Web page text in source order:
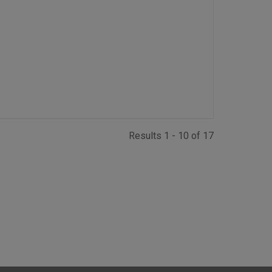
Results 1 - 10 of 17